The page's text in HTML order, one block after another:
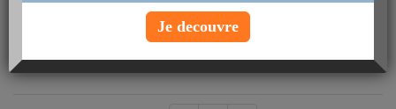
Allumettes de jambon Herta
Je decouvre